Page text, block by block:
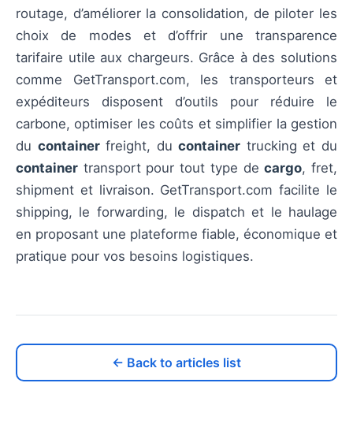
routage, d’améliorer la consolidation, de piloter les
choix de modes et d’offrir une transparence
tarifaire utile aux chargeurs. Grâce à des solutions
comme GetTransport.com, les transporteurs et
expéditeurs disposent d’outils pour réduire le
carbone, optimiser les coûts et simplifier la gestion
du containerfreight, ducontainer trucking et du
container transport pour tout type decargo, fret,
shipment et livraison. GetTransport.com facilite le
shipping, le forwarding, le dispatch et le haulage
en proposant une plateforme fiable, économique et
pratique pour vos besoins logistiques.
← Back to articles list